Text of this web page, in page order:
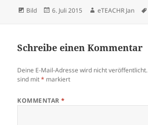
Format
Bild
Veröffentlicht
6. Juli 2015 Autor
eTEACHR Jan
Schreibe einen Kommentar
Deine E-Mail-Adresse wird nicht veröffentlicht.
sind mit* markiert
KOMMENTAR*